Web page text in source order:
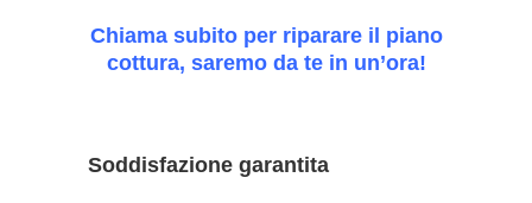
Chiama subito per riparare il piano
cottura, saremo da te in un’ora!
Soddisfazione garantita